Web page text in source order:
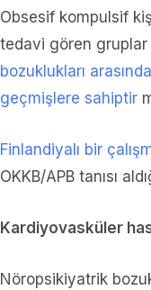
Obsesif kompulsif
tedavi gören gruplar
bozuklukları
geçmişlere sahiptir
Finlandiyalı bir
OKKB/APB tanısı
Kardiyovasküler
Nöropsikiyatrik